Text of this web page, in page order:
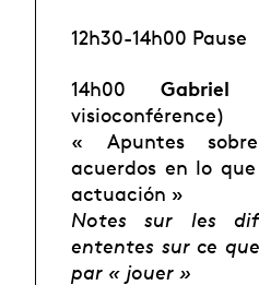
12h30-14h00 Pause
14h00Gabriel
visioconférence)
« Apuntes
acuerdos en lo
actuación »
Notes sur les
ententes sur ce
par « jouer »